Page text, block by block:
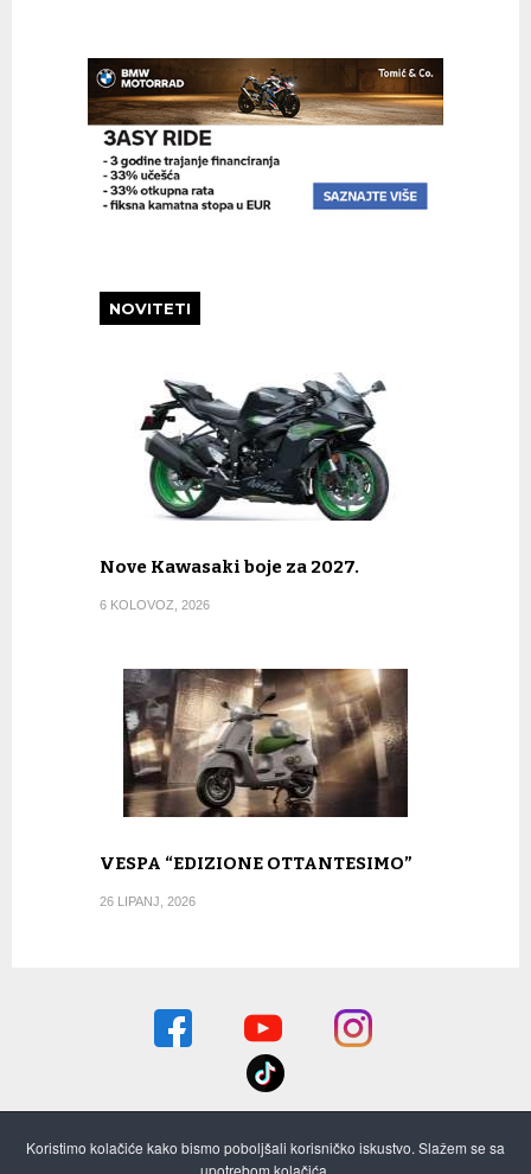
NOVITETI
Nove Kawasaki boje za 2027.
6 KOLOVOZ, 2026
VESPA “EDIZIONE OTTANTESIMO”
26 LIPANJ, 2026
Pretplata i stari brojevi
Koristimo kolačiće kako bismo poboljšali korisničko iskustvo. Slažem se sa
upotrebom kolačića.